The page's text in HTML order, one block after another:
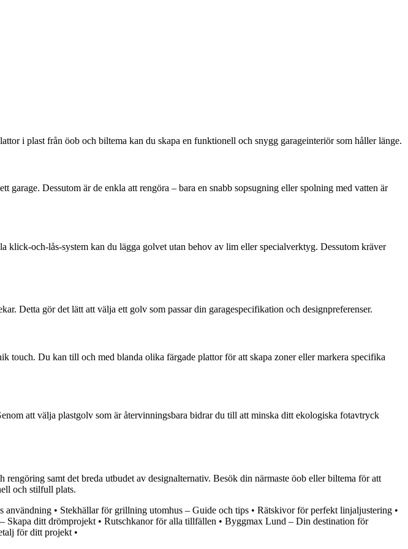
i plast från öob och biltema kan du skapa en funktionell och snygg garageinteriör som håller länge.
Dessutom är de enkla att rengöra – bara en snabb sopsugning eller spolning med vatten är
och-lås-system kan du lägga golvet utan behov av lim eller specialverktyg. Dessutom kräver
Detta gör det lätt att välja ett golv som passar din garagespecifikation och designpreferenser.
touch. Du kan till och med blanda olika färgade plattor för att skapa zoner eller markera specifika
att välja plastgolv som är återvinningsbara bidrar du till att minska ditt ekologiska fotavtryck
samt det breda utbudet av designalternativ. Besök din närmaste öob eller biltema för att
och stilfull plats.
användning • Stekhällar för grillning utomhus – Guide och tips • Rätskivor för perfekt linjaljustering •
Skapa ditt drömprojekt • Rutschkanor för alla tillfällen • Byggmax Lund – Din destination för
för ditt projekt •